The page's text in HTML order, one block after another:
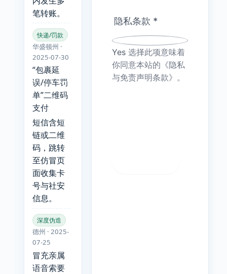
笔转账。
快递/罚款
华盛顿州 ·
2025-07-30
“包裹延
误/停车罚
单”二维码
支付
短信含短
链或二维
码，跳转
至仿冒页
面收集卡
号与社安
信息。
深度伪造
德州 · 2025-
07-25
冒充亲属
语音索要
隐私条款 *
Yes 选择此项意味着
你同意本站的《隐私
与免责声明条款》。